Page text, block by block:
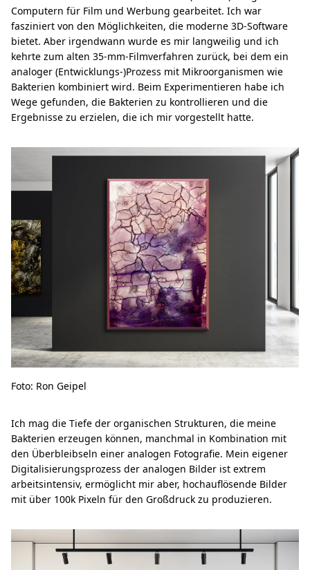
Computern für Film und Werbung gearbeitet. Ich war
fasziniert von den Möglichkeiten, die moderne 3D-Software
bietet. Aber irgendwann wurde es mir langweilig und ich
kehrte zum alten 35-mm-Filmverfahren zurück, bei dem ein
analoger (Entwicklungs-)Prozess mit Mikroorganismen wie
Bakterien kombiniert wird. Beim Experimentieren habe ich
Wege gefunden, die Bakterien zu kontrollieren und die
Ergebnisse zu erzielen, die ich mir vorgestellt hatte.
Foto: Ron Geipel
Ich mag die Tiefe der organischen Strukturen, die meine
Bakterien erzeugen können, manchmal in Kombination mit
den Überbleibseln einer analogen Fotografie. Mein eigener
Digitalisierungsprozess der analogen Bilder ist extrem
arbeitsintensiv, ermöglicht mir aber, hochauflösende Bilder
mit über 100k Pixeln für den Großdruck zu produzieren.